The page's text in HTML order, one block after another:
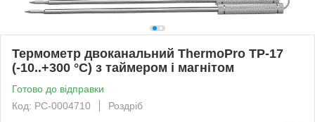
Термометр двоканальний ThermoPro TP-17
(-10..+300 °C) з таймером і магнітом
Готово до відправки
Код: РС-0004710
Роздріб